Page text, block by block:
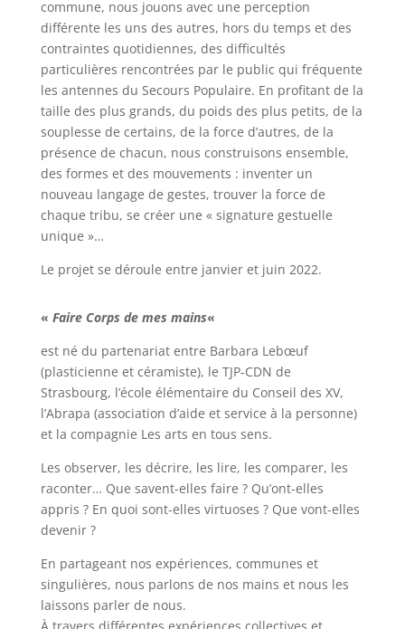
commune, nous jouons avec une perception
différente les uns des autres, hors du temps et des
contraintes quotidiennes, des difficultés
particulières rencontrées par le public qui fréquente
les antennes du Secours Populaire. En profitant de la
taille des plus grands, du poids des plus petits, de la
souplesse de certains, de la force d’autres, de la
présence de chacun, nous construisons ensemble,
des formes et des mouvements : inventer un
nouveau langage de gestes, trouver la force de
chaque tribu, se créer une « signature gestuelle
unique »…
Le projet se déroule entre janvier et juin 2022.
« Faire Corps de mes mains«
est né du partenariat entre Barbara Lebœuf
(plasticienne et céramiste), le TJP-CDN de
Strasbourg, l’école élémentaire du Conseil des XV,
l’Abrapa (association d’aide et service à la personne)
et la compagnie Les arts en tous sens.
Les observer, les décrire, les lire, les comparer, les
raconter… Que savent-elles faire ? Qu’ont-elles
appris ? En quoi sont-elles virtuoses ? Que vont-elles
devenir ?
En partageant nos expériences, communes et
singulières, nous parlons de nos mains et nous les
laissons parler de nous.